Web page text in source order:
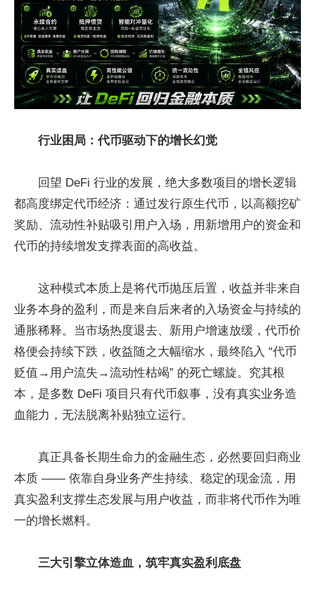
行业困局：代币驱动下的增长幻觉
回望 DeFi 行业的发展，绝大多数项目的增长逻辑
都高度绑定代币经济：通过发行原生代币，以高额挖矿
奖励、流动性补贴吸引用户入场，用新增用户的资金和
代币的持续增发支撑表面的高收益。
这种模式本质上是将代币抛压后置，收益并非来自
业务本身的盈利，而是来自后来者的入场资金与持续的
通胀稀释。当市场热度退去、新用户增速放缓，代币价
格便会持续下跌，收益随之大幅缩水，最终陷入 “代币
贬值→用户流失→流动性枯竭” 的死亡螺旋。究其根
本，是多数 DeFi 项目只有代币叙事，没有真实业务造
血能力，无法脱离补贴独立运行。
真正具备长期生命力的金融生态，必然要回归商业
本质 —— 依靠自身业务产生持续、稳定的现金流，用
真实盈利支撑生态发展与用户收益，而非将代币作为唯
一的增长燃料。
三大引擎立体造血，筑牢真实盈利底盘